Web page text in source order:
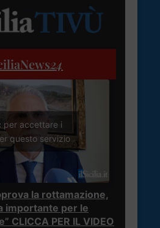
24
per accettare i
questo servizio
la rottamazione,
importante per le
CLICCA PER IL VIDEO